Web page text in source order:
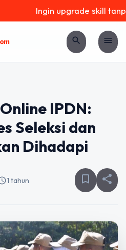
Ingin upgrade skill
search menu
IPDN:
Seleksi dan
Dihadapi
1 tahun bookmark_border share